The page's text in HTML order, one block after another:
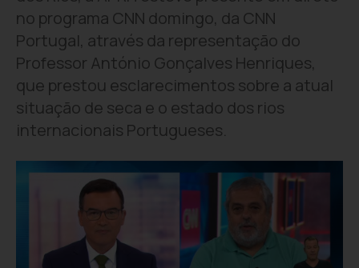
no programa CNN domingo, da CNN
Portugal, através da representação do
Professor António Gonçalves Henriques,
que prestou esclarecimentos sobre a atual
situação de seca e o estado dos rios
internacionais Portugueses.